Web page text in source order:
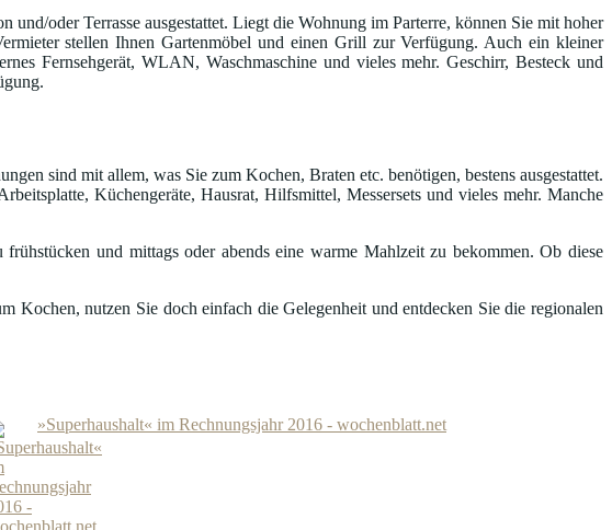
oder Terrasse ausgestattet. Liegt die Wohnung im Parterre, können Sie mit hoher
stellen Ihnen Gartenmöbel und einen Grill zur Verfügung. Auch ein kleiner
Fernsehgerät, WLAN, Waschmaschine und vieles mehr. Geschirr, Besteck und
sind mit allem, was Sie zum Kochen, Braten etc. benötigen, bestens ausgestattet.
Küchengeräte, Hausrat, Hilfsmittel, Messersets und vieles mehr. Manche
frühstücken und mittags oder abends eine warme Mahlzeit zu bekommen. Ob diese
Kochen, nutzen Sie doch einfach die Gelegenheit und entdecken Sie die regionalen
»Superhaushalt« im Rechnungsjahr 2016 - wochenblatt.net